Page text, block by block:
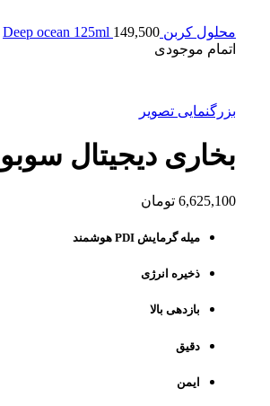
محلول کربن Deep ocean 125ml 149,500
اتمام موجودی
بزرگنمایی تصویر
بخاری دیجیتال سوبو P-500W
6,625,100 تومان
میله گرمایش PDI هوشمند
ذخیره انرژی
بازدهی بالا
دقیق
ایمن